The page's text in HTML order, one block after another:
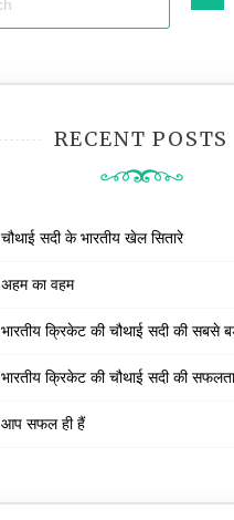
RECENT POSTS
चौथाई सदी के भारतीय खेल सितारे
अहम का वहम
भारतीय क्रिकेट की चौथाई सदी की सबसे
भारतीय क्रिकेट की चौथाई सदी की
आप सफल ही हैं